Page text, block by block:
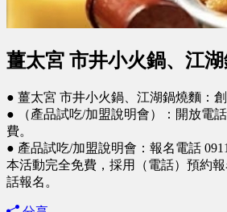
薑太宮 市井小火鍋、江
● 薑太宮 市井小火鍋、江湖鍋燒麵：
● （產品試吃/加盟說明會）：開放電
費。
● 產品試吃/加盟說明會：報名電話
本活動完全免費，採用（電話）預約
話報名。